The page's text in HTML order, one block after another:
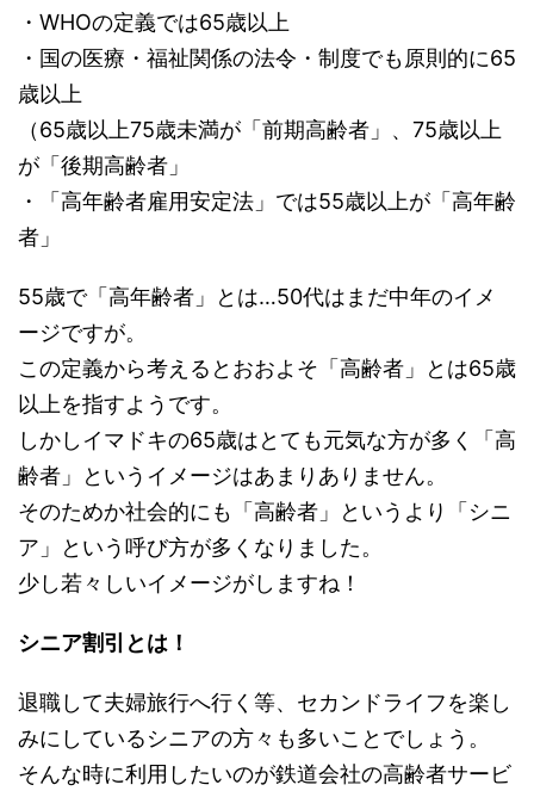
・WHOの定義では65歳以上
・国の医療・福祉関係の法令・制度でも原則的に65
歳以上
（65歳以上75歳未満が「前期高齢者」、75歳以上
が「後期高齢者」
・「高年齢者雇用安定法」では55歳以上が「高年齢
者」
55歳で「高年齢者」とは…50代はまだ中年のイメ
ージですが。
この定義から考えるとおおよそ「高齢者」とは65歳
以上を指すようです。
しかしイマドキの65歳はとても元気な方が多く「高
齢者」というイメージはあまりありません。
そのためか社会的にも「高齢者」というより「シニ
ア」という呼び方が多くなりました。
少し若々しいイメージがしますね！
シニア割引とは！
退職して夫婦旅行へ行く等、セカンドライフを楽し
みにしているシニアの方々も多いことでしょう。
そんな時に利用したいのが鉄道会社の高齢者サービ